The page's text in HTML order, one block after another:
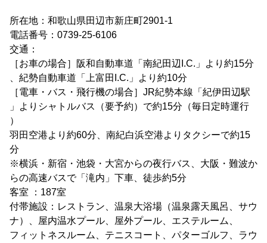
所在地：和歌山県田辺市新庄町2901-1
電話番号：0739-25-6106
交通：
［お車の場合］阪和自動車道「南紀田辺I.C.」より約15分
、紀勢自動車道「上富田I.C.」より約10分
［電車・バス・飛行機の場合］JR紀勢本線「紀伊田辺駅
」よりシャトルバス（要予約）で約15分（毎日定時運行
）
羽田空港より約60分、南紀白浜空港よりタクシーで約15
分
※横浜・新宿・池袋・大宮からの夜行バス、大阪・難波か
らの高速バスで「滝内」下車、徒歩約5分
客室 ：187室
付帯施設：レストラン、温泉大浴場（温泉露天風呂、サウ
ナ）、屋内温水プール、屋外プール、エステルーム、
フィットネスルーム、テニスコート、パターゴルフ、ラウ